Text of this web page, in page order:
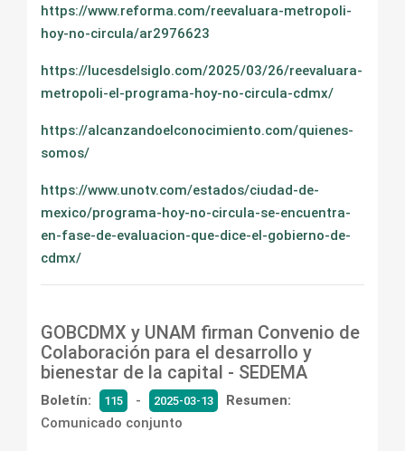
https://www.reforma.com/reevaluara-metropoli-
hoy-no-circula/ar2976623
https://lucesdelsiglo.com/2025/03/26/reevaluara-
metropoli-el-programa-hoy-no-circula-cdmx/
https://alcanzandoelconocimiento.com/quienes-
somos/
https://www.unotv.com/estados/ciudad-de-
mexico/programa-hoy-no-circula-se-encuentra-
en-fase-de-evaluacion-que-dice-el-gobierno-de-
cdmx/
GOBCDMX y UNAM firman Convenio de
Colaboración para el desarrollo y
bienestar de la capital - SEDEMA
Boletín: 115 - 2025-03-13
Resumen:
Comunicado conjunto